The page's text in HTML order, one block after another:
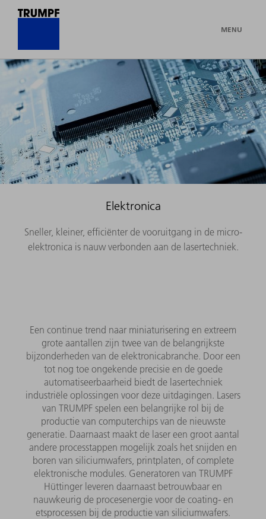
MENU
Elektronica
Sneller, kleiner, efficiënter de vooruitgang in de micro-
elektronica is nauw verbonden aan de lasertechniek.
Een continue trend naar miniaturisering en extreem
grote aantallen zijn twee van de belangrijkste
bijzonderheden van de elektronicabranche. Door een
tot nog toe ongekende precisie en de goede
automatiseerbaarheid biedt de lasertechniek
industriële oplossingen voor deze uitdagingen. Lasers
van TRUMPF spelen een belangrijke rol bij de
productie van computerchips van de nieuwste
generatie. Daarnaast maakt de laser een groot aantal
andere processtappen mogelijk zoals het snijden en
boren van siliciumwafers, printplaten, of complete
elektronische modules. Generatoren van TRUMPF
Hüttinger leveren daarnaast betrouwbaar en
nauwkeurig de procesenergie voor de coating- en
etsprocessen bij de productie van siliciumwafers.